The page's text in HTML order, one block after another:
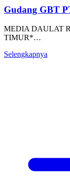
Gudang GBT
MEDIA DAULAT
TIMUR*…
Selengkapnya